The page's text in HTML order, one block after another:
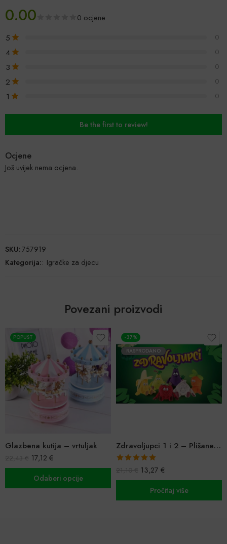
0.00 0 ocjene
5 0
4 0
3 0
2 0
1 0
Be the first to review!
Ocjene
Još uvijek nema ocjena.
SKU:757919
Kategorija:: Igračke za djecu
Povezani proizvodi
POPUST
Glazbena kutija – vrtuljak
22,43€ 17,12 €
Odaberi opcije
-37%
RASPRODANO
Zdravoljupci 1 i 2 – Plišane igračke
Ocijenjeno
5.00 od 5
21,10€ 13,27 €
Pročitaj više